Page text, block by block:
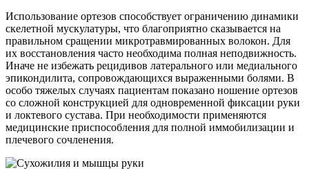
Использование ортезов способствует ограничению динамики
скелетной мускулатуры, что благоприятно сказывается на
правильном сращении микротравмированных волокон. Для
их восстановления часто необходима полная неподвижность.
Иначе не избежать рецидивов латерального или медиального
эпикондилита, сопровождающихся выраженными болями. В
особо тяжелых случаях пациентам показано ношение ортезов
со сложной конструкцией для одновременной фиксации руки
и локтевого сустава. При необходимости применяются
медицинские приспособления для полной иммобилизации и
плечевого сочленения.